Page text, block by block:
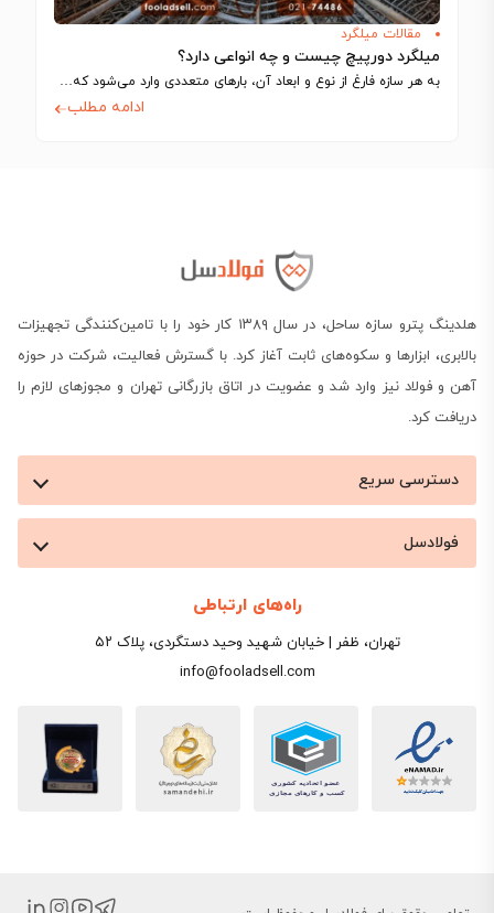
مقالات میلگرد
میلگرد دورپیچ چیست و چه انواعی دارد؟
به هر سازه فارغ از نوع و ابعاد آن، بارهای متعددی وارد می‌شود که…
ادامه مطلب
هلدینگ پترو سازه ساحل، در سال ۱۳۸۹ کار خود را با تامین‌کنندگی تجهیزات
بالابری، ابزارها و سکوه‌های ثابت آغاز کرد. با گسترش فعالیت، شرکت در حوزه
آهن و فولاد نیز وارد شد و عضویت در اتاق بازرگانی تهران و مجوزهای لازم را
دریافت کرد.
دسترسی سریع
فولادسل
راه‌های ارتباطی
تهران، ظفر | خیابان شهید وحید دستگردی، پلاک ۵۲
info@fooladsell.com